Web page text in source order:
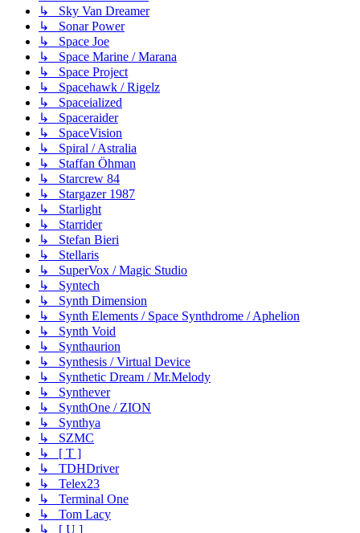
↳ Sky Van Dreamer
↳ Sonar Power
↳ Space Joe
↳ Space Marine / Marana
↳ Space Project
↳ Spacehawk / Rigelz
↳ Spaceialized
↳ Spaceraider
↳ SpaceVision
↳ Spiral / Astralia
↳ Staffan Öhman
↳ Starcrew 84
↳ Stargazer 1987
↳ Starlight
↳ Starrider
↳ Stefan Bieri
↳ Stellaris
↳ SuperVox / Magic Studio
↳ Syntech
↳ Synth Dimension
↳ Synth Elements / Space Synthdrome / Aphelion
↳ Synth Void
↳ Synthaurion
↳ Synthesis / Virtual Device
↳ Synthetic Dream / Mr.Melody
↳ Synthever
↳ SynthOne / ZION
↳ Synthya
↳ SZMC
↳ [ T ]
↳ TDHDriver
↳ Telex23
↳ Terminal One
↳ Tom Lacy
↳ [ U ]